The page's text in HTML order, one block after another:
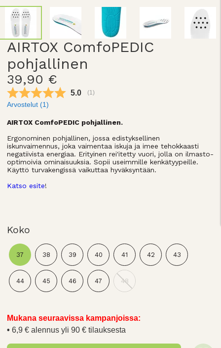
AIRTOX ComfoPEDIC
pohjallinen
39,90 €
Keskimääräinen luokitus:
5.0 (äänet:
1)
Arvostelut (1)
AIRTOX ComfoPEDIC pohjallinen.
Ergonominen pohjallinen, jossa edistyksellinen
iskunvaimennus, joka vaimentaa iskuja ja imee tehokkaasti
negatiivista energiaa. Erityinen rei'itetty vuori, jolla on ilmasto-
optimoivia ominaisuuksia. Sopii useimmille kenkätyypeille.
Käyttö turvakengissä vaikuttaa hyväksyntään.
Katso esite!
Koko
37 38 39 40 41 42 43
44 45 46 47 48
Mukana seuraavissa kampanjoissa:
6,9 € alennus yli 90 € tilauksesta